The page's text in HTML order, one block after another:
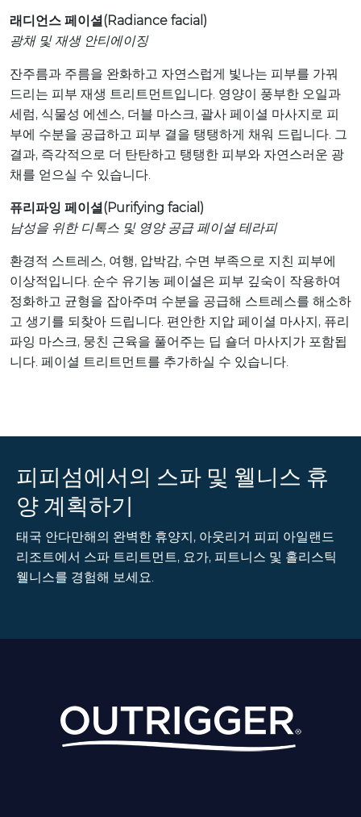
래디언스 페이셜(Radiance facial)
광채 및 재생 안티에이징
잔주름과 주름을 완화하고 자연스럽게 빛나는 피부를 가꿔
드리는 피부 재생 트리트먼트입니다. 영양이 풍부한 오일과
세럼, 식물성 에센스, 더블 마스크, 괄사 페이셜 마사지로 피
부에 수분을 공급하고 피부 결을 탱탱하게 채워 드립니다. 그
결과, 즉각적으로 더 탄탄하고 탱탱한 피부와 자연스러운 광
채를 얻으실 수 있습니다.
퓨리파잉 페이셜(Purifying facial)
남성을 위한 디톡스 및 영양 공급 페이셜 테라피
환경적 스트레스, 여행, 압박감, 수면 부족으로 지친 피부에
이상적입니다. 순수 유기농 페이셜은 피부 깊숙이 작용하여
정화하고 균형을 잡아주며 수분을 공급해 스트레스를 해소하
고 생기를 되찾아 드립니다. 편안한 지압 페이셜 마사지, 퓨리
파잉 마스크, 뭉친 근육을 풀어주는 딥 숄더 마사지가 포함됩
니다. 페이셜 트리트먼트를 추가하실 수 있습니다.
피피섬에서의 스파 및 웰니스 휴
양 계획하기
태국 안다만해의 완벽한 휴양지, 아웃리거 피피 아일랜드
리조트에서 스파 트리트먼트, 요가, 피트니스 및 홀리스틱
웰니스를 경험해 보세요.